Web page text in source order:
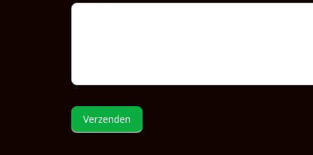
Verzenden